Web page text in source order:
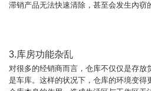
滞销产品无法快速清除，甚至会发生內窃
3.库房功能杂乱
对很多的经销商而言，仓库不仅仅是存放
是车库。这样的状况下，仓库的环境变得